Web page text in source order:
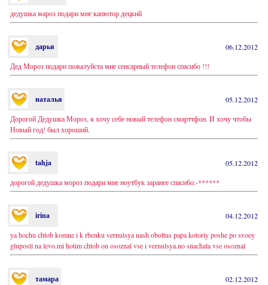
дедушка мароз подари мне капютор децкий
дарья
06.12.2012
Дед Мороз подари пожалуйста мне сенсарный телефон спасибо !!!
наталья
05.12.2012
Дорогой Дедушка Мороз, я хочу себе новый телефон смарттфон. И хочу чтобы
Новый год! был хороший.
tahja
05.12.2012
дорогой дедушка мороз подари мне ноутбук заранее спасибо:-******
irina
04.12.2012
ya hochu chtob komne i k rbenku vernulsya nash oboltus papa kotoriy poshe po svoey
gluposti na levo.mi hotim chtob on osoznal vse i vernulsya.no snachala vse osoznal
тамара
02.12.2012